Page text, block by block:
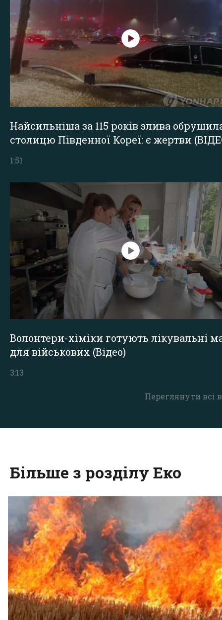
Переглянути всі
Найсильніша за 115 років злива
столицю Південної Кореї: є жертви
1:51
Волонтери-хіміки готують лікувальні
для військових (Відео)
3:13
Більше з розділу Еко